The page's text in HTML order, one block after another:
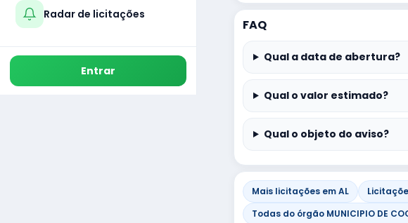
Radar de licitações
Entrar
FAQ
Qual a data de abertura?
Qual o valor estimado?
Qual o objeto do aviso?
Mais licitações em AL
Todas do órgão MUNICIPIO DE